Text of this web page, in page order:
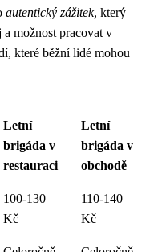
autentický zážitek, který
možnost pracovat v
které běžní lidé mohou
Letní
brigáda v
restauraci
Letní
brigáda v
obchodě
100-130
Kč
110-140
Kč